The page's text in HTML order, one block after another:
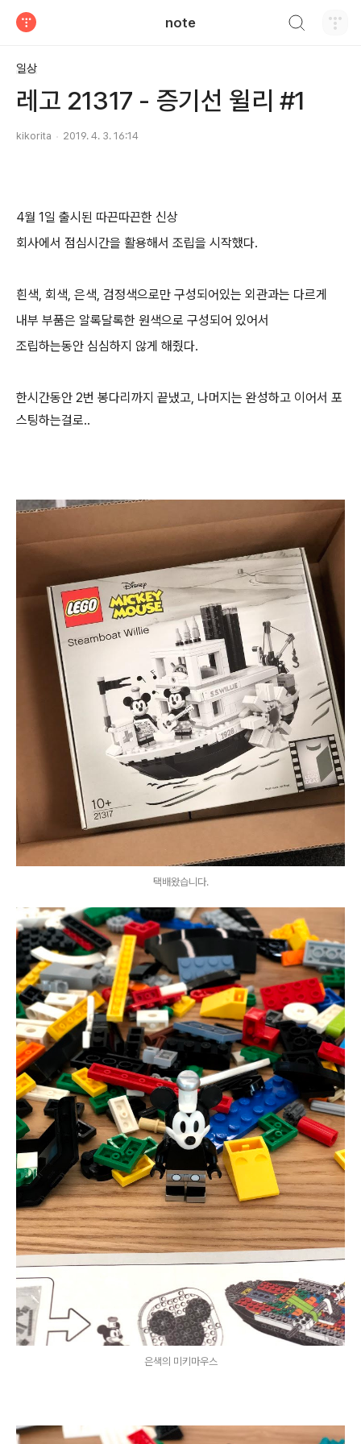
note
일상
레고 21317 - 증기선 윌리 #1
kikorita 2019. 4. 3. 16:14
4월 1일 출시된 따끈따끈한 신상
회사에서 점심시간을 활용해서 조립을 시작했다.
흰색, 회색, 은색, 검정색으로만 구성되어있는 외관과는 다르게
내부 부품은 알록달록한 원색으로 구성되어 있어서
조립하는동안 심심하지 않게 해줬다.
한시간동안 2번 봉다리까지 끝냈고, 나머지는 완성하고 이어서 포
스팅하는걸로..
택배왔습니다.
은색의 미키마우스